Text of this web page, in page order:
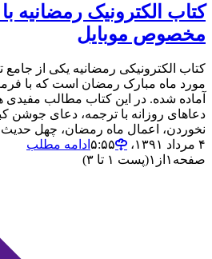
کتاب الکترونیک رمضانیه
مخصوص موبایل
کتاب الکترونیکی رمضانیه یکی از
مورد ماه مبارک رمضان است که با
آماده شده. در این کتاب مطالب
دعاهای روزانه با ترجمه، دعای جوشن
نخوردن، اعمال ماه رمضان، چهل حدیث
۴ مرداد ۱۳۹۱،‏ ۵:۵۵
ادامه مطلب
صفحه ۱ از ۱(پست ۱ تا ۳)